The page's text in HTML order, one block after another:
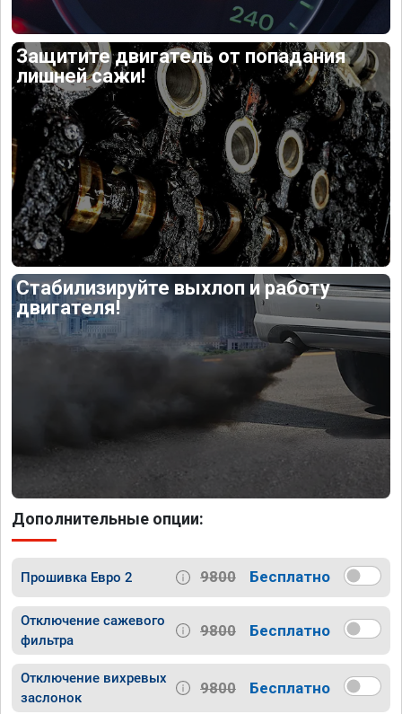
Защитите двигатель от попадания
лишней сажи!
Стабилизируйте выхлоп и работу
двигателя!
Дополнительные опции:
Прошивка Евро 2 9800 Бесплатно
Отключение сажевого
фильтра
9800 Бесплатно
Отключение вихревых
заслонок
9800 Бесплатно